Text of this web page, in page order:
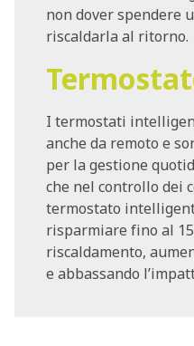
non dover spendere
riscaldarla al ritorno.
I termostati
anche da remoto e
per la gestione
che nel controllo dei
termostato
risparmiare fino al
riscaldamento,
e abbassando